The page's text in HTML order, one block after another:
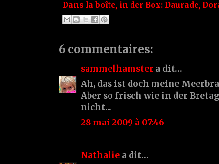
Dans la boîte, in der Box: Daurade,
6 commentaires:
sammelhamster a dit…
Ah, das ist doch meine
Aber so frisch wie in der
nicht...
28 mai 2009 à 07:46
Nathalie a dit…